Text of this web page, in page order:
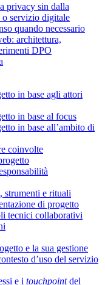
privacy sin dalla
servizio digitale
quando necessario
architettura,
DPO
in base agli attori
in base al focus
in base all’ambito di
coinvolte
strumenti e rituali
di progetto
tecnici collaborativi
e la sua gestione
d’uso del servizio
e i touchpointdel